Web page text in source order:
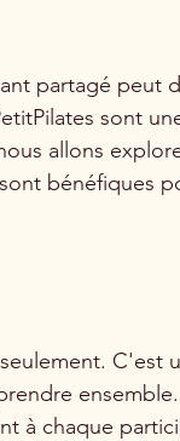
partagé peut
sont
allons
bénéfiques
C'est
à chaque